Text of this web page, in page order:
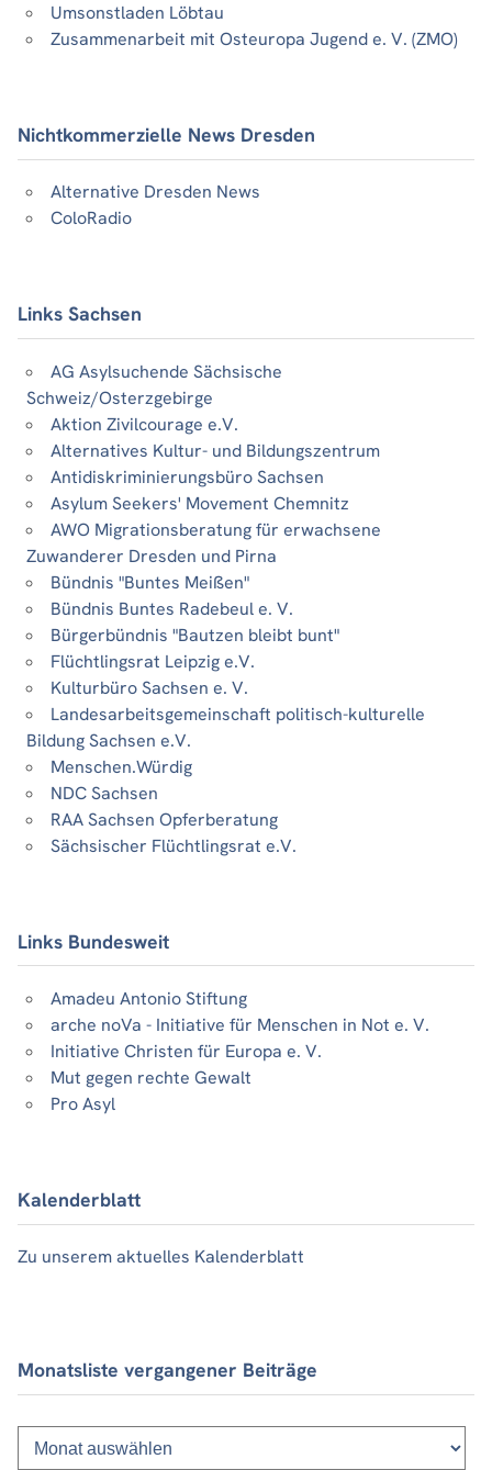
Umsonstladen Löbtau
Zusammenarbeit mit Osteuropa Jugend e. V. (ZMO)
Nichtkommerzielle News Dresden
Alternative Dresden News
ColoRadio
Links Sachsen
AG Asylsuchende Sächsische
Schweiz/Osterzgebirge
Aktion Zivilcourage e.V.
Alternatives Kultur- und Bildungszentrum
Antidiskriminierungsbüro Sachsen
Asylum Seekers' Movement Chemnitz
AWO Migrationsberatung für erwachsene
Zuwanderer Dresden und Pirna
Bündnis "Buntes Meißen"
Bündnis Buntes Radebeul e. V.
Bürgerbündnis "Bautzen bleibt bunt"
Flüchtlingsrat Leipzig e.V.
Kulturbüro Sachsen e. V.
Landesarbeitsgemeinschaft politisch-kulturelle
Bildung Sachsen e.V.
Menschen.Würdig
NDC Sachsen
RAA Sachsen Opferberatung
Sächsischer Flüchtlingsrat e.V.
Links Bundesweit
Amadeu Antonio Stiftung
arche noVa - Initiative für Menschen in Not e. V.
Initiative Christen für Europa e. V.
Mut gegen rechte Gewalt
Pro Asyl
Kalenderblatt
Zu unserem aktuelles Kalenderblatt
Monatsliste vergangener Beiträge
Monatsliste
vergangener
Beiträge